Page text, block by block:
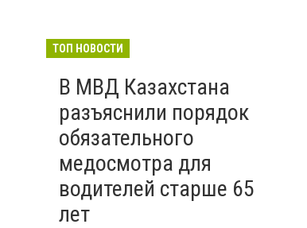
ТОП НОВОСТИ
В МВД Казахстана
разъяснили порядок
обязательного
медосмотра для
водителей старше 65
лет